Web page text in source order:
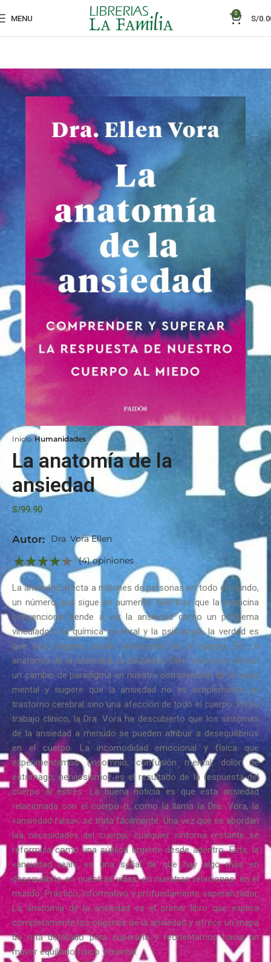
MENU
0
S/
Inicio Humanidades
La anatomía de la
ansiedad
S/99.90
Autor:
Dra. Vora Ellen
(4) opiniones
La ansiedad afecta a millones de personas en todo el mundo,
un número que sigue en aumento. Mientras que la medicina
convencional tiende a ver la ansiedad como un problema
vinculado a la química cerebral y la psicología, la verdad es
que sus orígenes están enraizados en el cuerpo. En La
anatomía de la ansiedad, la psiquiatra Ellen Vora nos ofrece
un cambio de paradigma en nuestra comprensión de la salud
mental y sugiere que la ansiedad no es simplemente un
trastorno cerebral sino una afección de todo el cuerpo. En su
trabajo clínico, la Dra. Vora ha descubierto que los síntomas
de la ansiedad a menudo se pueden atribuir a desequilibrios
en el cuerpo. La incomodidad emocional y física que
experimentamos (insomnio, confusión mental, dolor de
estómago, nerviosismo) es el resultado de la respuesta del
cuerpo al estrés. La buena noticia es que esta ansiedad
relacionada con el cuerpo o, como la llama la Dra. Vora, la
«ansiedad falsa», se trata fácilmente. Una vez que se abordan
las necesidades del cuerpo, cualquier síntoma restante se
reformula como una súplica urgente desde adentro. Esta, la
«ansiedad real», es una señal de que hay algo más en
desequilibrio en nuestras vidas, en nuestras relaciones, en el
mundo. Práctico, informativo y profundamente esperanzador,
La anatomía de la ansiedad es el primer libro que explica
completamente los orígenes de la ansiedad y ofrece un mapa
de ruta detallado para superarla y reorientarnos hacia un
mayor equilibrio físico y mental.